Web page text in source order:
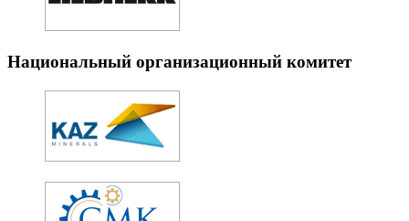
Национальный организационный комитет